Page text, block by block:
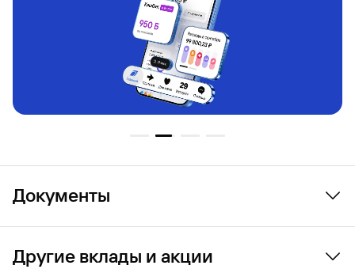
Документы
Другие вклады и акции